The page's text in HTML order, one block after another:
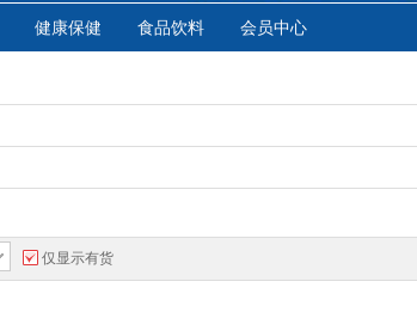
健康保健 食品饮料 会员中心
仅显示有货